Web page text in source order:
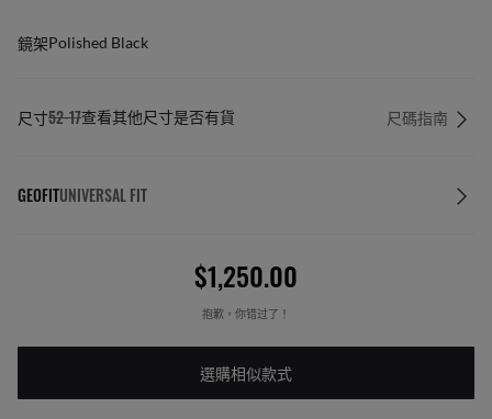
鏡架Polished Black
尺寸52-17查看其他尺寸是否有貨 尺碼指南
GEOFITUNIVERSAL FIT
$1,250.00
抱歉，你错过了！
選購相似款式